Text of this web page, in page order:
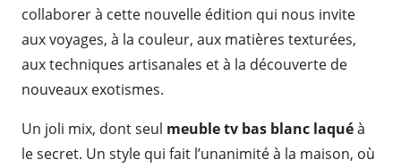
collaborer à cette nouvelle édition qui nous invite
aux voyages, à la couleur, aux matières texturées,
aux techniques artisanales et à la découverte de
nouveaux exotismes.
Un joli mix, dont seul meuble tv bas blanc laquéà
le secret. Un style qui fait l’unanimité à la maison, où